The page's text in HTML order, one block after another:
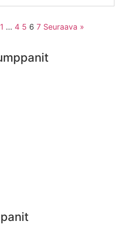
1 … 4 5 6 7 Seuraava »